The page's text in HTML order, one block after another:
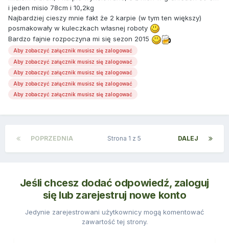
i jeden misio 78cm i 10,2kg
Najbardziej cieszy mnie fakt że 2 karpie (w tym ten większy)
posmakowały w kuleczkach własnej roboty
Bardzo fajnie rozpoczyna mi się sezon 2015
Aby zobaczyć załącznik musisz się zalogować
Aby zobaczyć załącznik musisz się zalogować
Aby zobaczyć załącznik musisz się zalogować
Aby zobaczyć załącznik musisz się zalogować
Aby zobaczyć załącznik musisz się zalogować
POPRZEDNIA DALEJ
Strona 1 z 5
Jeśli chcesz dodać odpowiedź, zaloguj
się lub zarejestruj nowe konto
Jedynie zarejestrowani użytkownicy mogą komentować
zawartość tej strony.